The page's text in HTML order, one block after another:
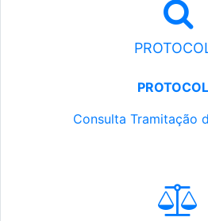
Consulta Tramitação